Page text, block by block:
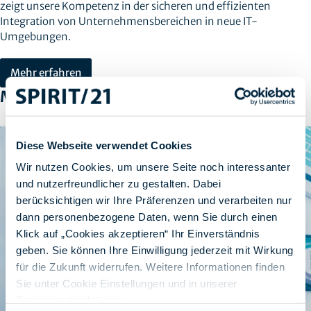
Diese Webseite verwendet Cookies
Wir nutzen Cookies, um unsere Seite noch interessanter
und nutzerfreundlicher zu gestalten. Dabei
berücksichtigen wir Ihre Präferenzen und verarbeiten nur
dann personenbezogene Daten, wenn Sie durch einen
Klick auf „Cookies akzeptieren“ Ihr Einverständnis
geben. Sie können Ihre Einwilligung jederzeit mit Wirkung
für die Zukunft widerrufen. Weitere Informationen finden
Sie unter Cookie Einstellungen und in unserer
zeigt unsere Kompetenz in der sicheren und effizienten
Integration von Unternehmensbereichen in neue IT-
Umgebungen.
Mehr erfahren
Mehr erfahren